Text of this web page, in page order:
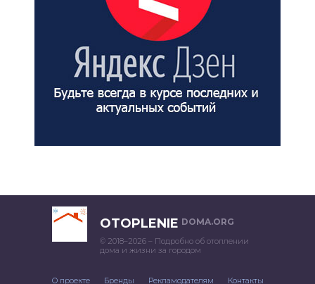
OTOPLENIE DOMA.ORG
© 2018–2026 – Подробно об отоплении
дома и жизни за городом
О проекте Бренды Рекламодателям Контакты